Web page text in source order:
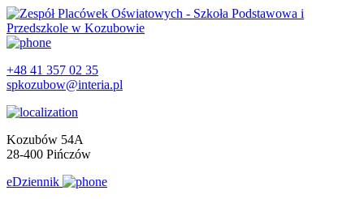
+48 41 357 02 35
spkozubow@interia.pl
Kozubów 54A
28-400 Pińczów
eDziennik